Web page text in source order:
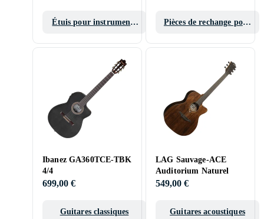
Étuis pour instruments
Pièces de rechange pour
Ibanez GA360TCE-TBK
4/4
699,00 €
Guitares classiques
LAG Sauvage-ACE
Auditorium Naturel
549,00 €
Guitares acoustiques